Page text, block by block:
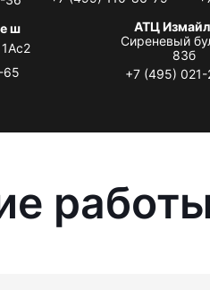
ш
65
АТЦ
Сиреневый
83б
+7 (495)